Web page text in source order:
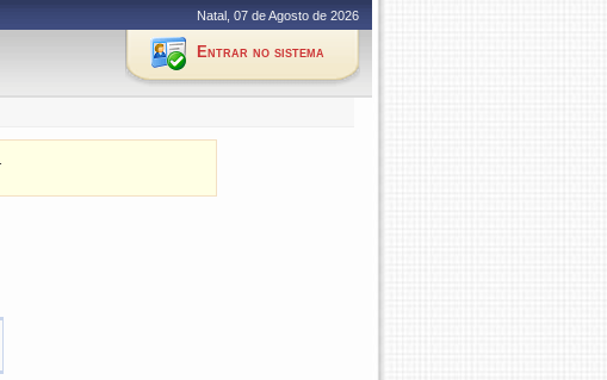
Natal, 07 de Agosto de 2026
Entrar no sistema